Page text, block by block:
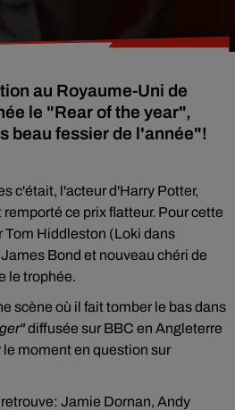
au Royaume-Uni de
le "Rear of the year",
beau fessier de l'année"!
c'était, l'acteur d'Harry Potter,
ce prix flatteur. Pour cette
Tom Hiddleston (Loki dans
Bond et nouveau chéri de
le trophée.
scène où il fait tomber le bas dans
diffusée sur BBC en Angleterre
moment en question sur
Jamie Dornan, Andy